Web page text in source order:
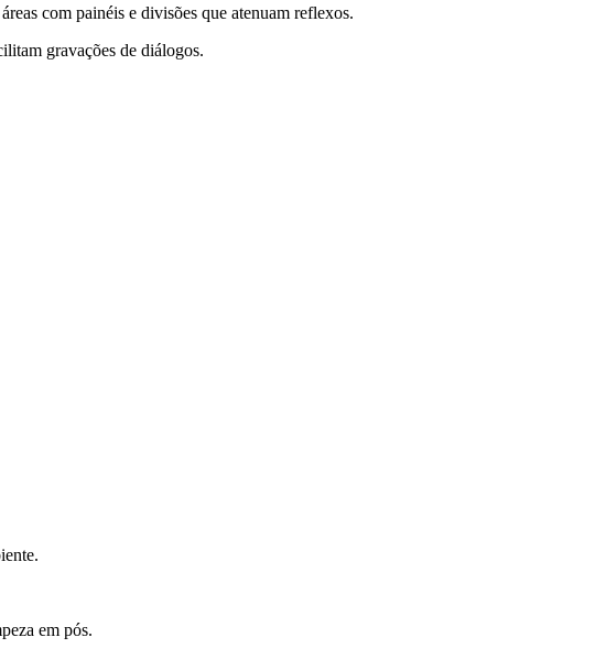
com painéis e divisões que atenuam reflexos.
gravações de diálogos.
em pós.